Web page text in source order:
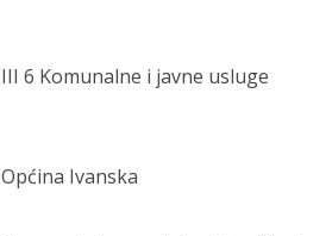
III 6 Komunalne i javne usluge
Općina Ivanska